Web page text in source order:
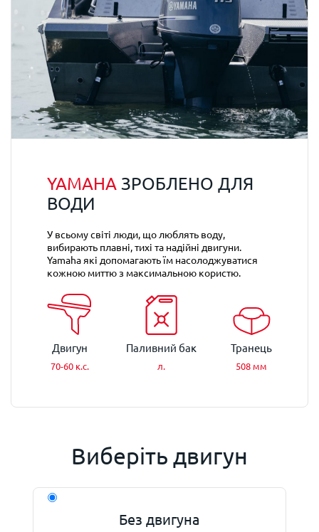
YAMAHA ЗРОБЛЕНО ДЛЯ
ВОДИ
У всьому світі люди, що люблять воду,
вибирають плавні, тихі та надійні двигуни.
Yamaha які допомагають їм насолоджуватися
кожною миттю з максимальною користю.
Двигун
70-60 к.с.
Паливний бак
л.
Транець
508 мм
Виберіть двигун
Без двигуна